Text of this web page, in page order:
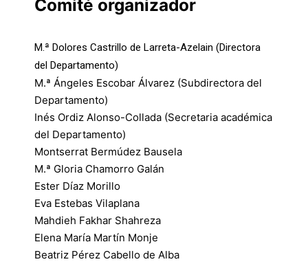
Comité organizador
M.ª Dolores Castrillo de Larreta-Azelain (Directora
del Departamento)
M.ª Ángeles Escobar Álvarez (Subdirectora del
Departamento)
Inés Ordiz Alonso-Collada (Secretaria académica
del Departamento)
Montserrat Bermúdez Bausela
M.ª Gloria Chamorro Galán
Ester Díaz Morillo
Eva Estebas Vilaplana
Mahdieh Fakhar Shahreza
Elena María Martín Monje
Beatriz Pérez Cabello de Alba